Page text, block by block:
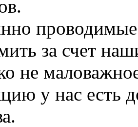
за счет
не
у нас есть